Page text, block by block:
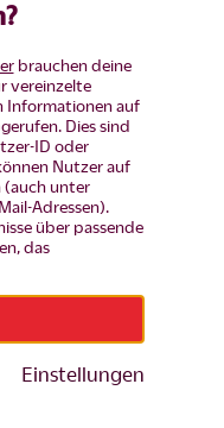
brauchen deine
vereinzelte
Informationen auf
Dies sind
ID oder
Nutzer auf
unter
Adressen).
über passende
das
die noch keinen
auch Nutzer,
von
Mehr Infos zur
Einstellungen